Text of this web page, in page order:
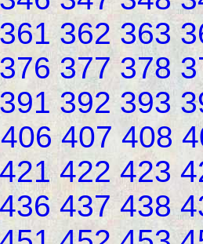
361 362 363
376 377 378
391 392 393
406 407 408
421 422 423
436 437 438